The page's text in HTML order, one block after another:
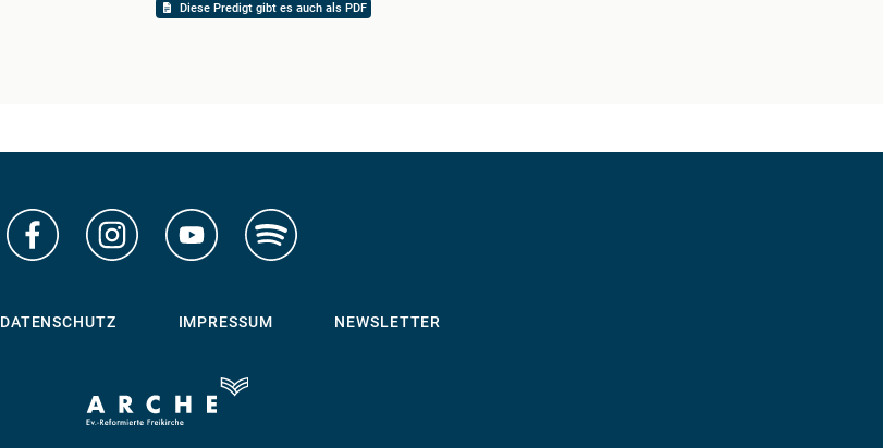
Diese Predigt gibt es auch als PDF
DATENSCHUTZ IMPRESSUM NEWSLETTER